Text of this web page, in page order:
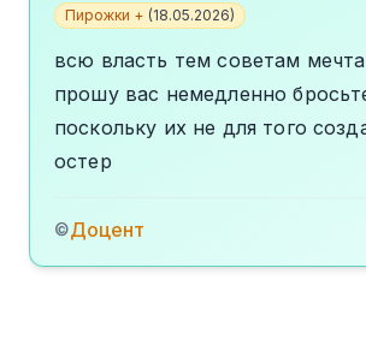
Пирожки + (18.05.2026)
всю власть тем советам
прошу вас немедленно
поскольку их не для того
остер
©Доцент